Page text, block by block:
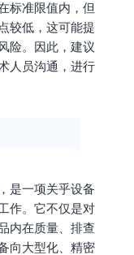
标准限值内，但
较低，这可能提
险。因此，建议
人员沟通，进行
是一项关乎设备
作。它不仅是对
内在质量、排查
向大型化、精密